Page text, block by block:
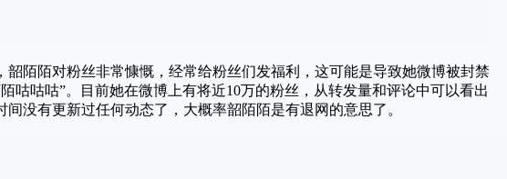
陌陌对粉丝非常慷慨，经常给粉丝们发福利，这可能是导致她微博被封禁
咕咕咕”。目前她在微博上有将近10万的粉丝，从转发量和评论中可以看出
没有更新过任何动态了，大概率韶陌陌是有退网的意思了。